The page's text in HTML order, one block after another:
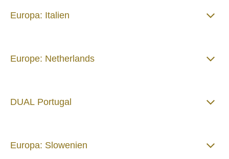
Europa: Italien
Europe: Netherlands
DUAL Portugal
Europa: Slowenien